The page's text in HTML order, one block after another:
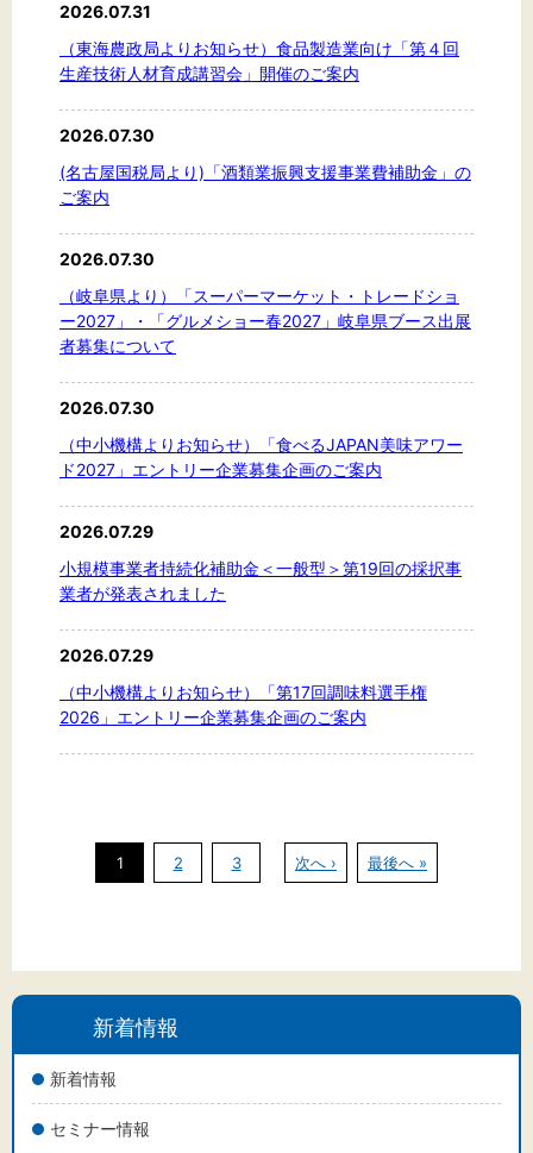
新着情報
新着情報
セミナー情報
2026.07.31
（東海農政局よりお知らせ）食品製造業向け「第４回
生産技術人材育成講習会」開催のご案内
2026.07.30
(名古屋国税局より)「酒類業振興支援事業費補助金」の
ご案内
2026.07.30
（岐阜県より）「スーパーマーケット・トレードショ
ー2027」・「グルメショー春2027」岐阜県ブース出展
者募集について
2026.07.30
（中小機構よりお知らせ）「食べるJAPAN美味アワー
ド2027」エントリー企業募集企画のご案内
2026.07.29
小規模事業者持続化補助金＜一般型＞第19回の採択事
業者が発表されました
2026.07.29
（中小機構よりお知らせ）「第17回調味料選手権
2026」エントリー企業募集企画のご案内
1 2 3 次へ › 最後へ »